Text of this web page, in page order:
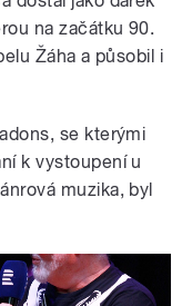
na začátku 90.
Žáha a působil i
se kterými
k vystoupení u
muzika, byl